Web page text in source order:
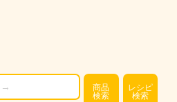
商品
検索
レシピ
検索